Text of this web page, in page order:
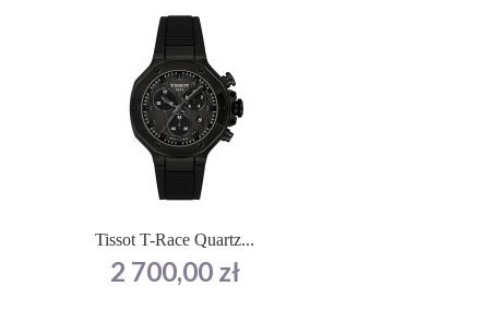
Tissot T-Race Quartz...
Cena
2 700,00 zł